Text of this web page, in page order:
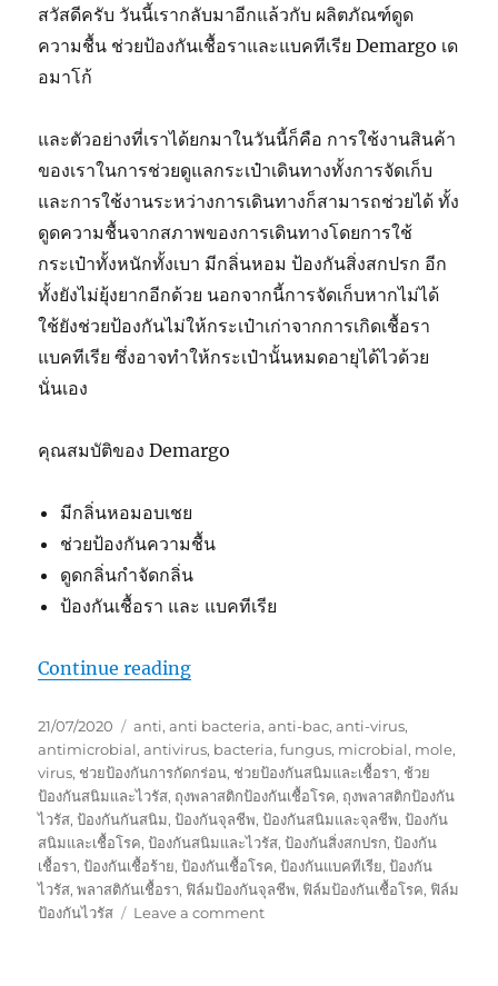
สวัสดีครับ วันนี้เรากลับมาอีกแล้วกับ ผลิตภัณฑ์ดูด
ความชื้น ช่วยป้องกันเชื้อราและแบคทีเรีย Demargo เด
อมาโก้
และตัวอย่างที่เราได้ยกมาในวันนี้ก็คือ การใช้งานสินค้า
ของเราในการช่วยดูแลกระเป๋าเดินทางทั้งการจัดเก็บ
และการใช้งานระหว่างการเดินทางก็สามารถช่วยได้ ทั้ง
ดูดความชื้นจากสภาพของการเดินทางโดยการใช้
กระเป๋าทั้งหนักทั้งเบา มีกลิ่นหอม ป้องกันสิ่งสกปรก อีก
ทั้งยังไม่ยุ้งยากอีกด้วย นอกจากนี้การจัดเก็บหากไม่ได้
ใช้ยังช่วยป้องกันไม่ให้กระเป๋าเก่าจากการเกิดเชื้อรา
แบคทีเรีย ซึ่งอาจทำให้กระเป๋านั้นหมดอายุได้ไวด้วย
นั่นเอง
คุณสมบัติของ Demargo
มีกลิ่นหอมอบเชย
ช่วยป้องกันความชื้น
ดูดกลิ่นกำจัดกลิ่น
ป้องกันเชื้อรา และ แบคทีเรีย
Continue reading“กระเป๋าเดินป่าคู่ใจ กับการดูแลรักษาง่
Posted
on
21/07/2020 Tags
anti,anti bacteria,anti-bac,anti-virus,
antimicrobial,antivirus, bacteria,fungus, microbial, mole,
virus, ช่วยป้องกันการกัดกร่อน, ช่วยป้องกันสนิมและเชื้อรา, ช้วย
ป้องกันสนิมและไวรัส, ถุงพลาสติกป้องกันเชื้อโรค, ถุงพลาสติกป้องกัน
ไวรัส,ป้องกันกันสนิม,ป้องกันจุลชีพ,ป้องกันสนิมและจุลชีพ,ป้องกัน
สนิมและเชื้อโรค,ป้องกันสนิมและไวรัส,ป้องกันสิ่งสกปรก,ป้องกัน
เชื้อรา,ป้องกันเชื้อร้าย,ป้องกันเชื้อโรค,ป้องกันแบคทีเรีย,ป้องกัน
ไวรัส,พลาสติกันเชื้อรา, ฟิล์มป้องกันจุลชีพ, ฟิล์มป้องกันเชื้อโรค, ฟิล์ม
ป้องกันไวรัส
Leave a commenton